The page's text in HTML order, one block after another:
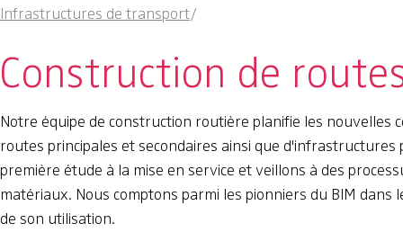
Infrastructures de transport/
Construction de
Notre équipe de construction routière planifie les
routes principales et secondaires ainsi que
première étude à la mise en service et veillons à des
matériaux. Nous comptons parmi les pionniers du BIM
de son utilisation.